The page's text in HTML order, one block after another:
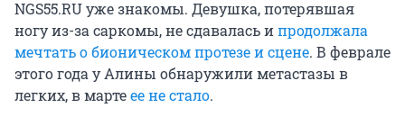
NGS55.RU уже знакомы. Девушка, потерявшая
ногу из-за саркомы, не сдавалась ипродолжала
мечтать о бионическом протезе и сцене. В феврале
этого года у Алины обнаружили метастазы в
легких, в мартеее не стало.